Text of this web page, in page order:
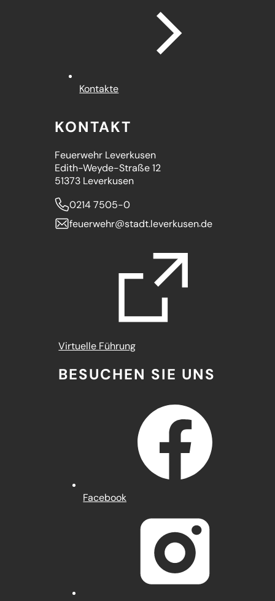
Kontakte
KONTAKT
Feuerwehr Leverkusen
Edith-Weyde-Straße 12
51373 Leverkusen
0214 7505-0
feuerwehr
stadt.leverkusende
Virtuelle Führung
BESUCHEN SIE UNS
Facebook